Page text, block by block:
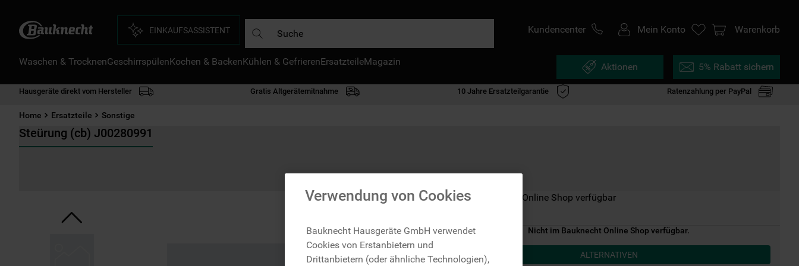
EINKAUFSASSISTENT Kundencenter Mein Konto Warenkorb
Waschen & TrocknenGeschirrspülenKochen & BackenKühlen & GefrierenErsatzteileMagazin Aktionen 5% Rabatt sichern
Hausgeräte direkt vom Hersteller Gratis Altgerätemitnahme 10 Jahre Ersatzteilgarantie Ratenzahlung per PayPal
Home Ersatzteile Sonstige
Steürung (cb) J00280991
Nicht im Bauknecht Online Shop verfügbar
Nicht im Bauknecht Online Shop verfügbar.
ALTERNATIVEN
Verwendung von Cookies
Bauknecht Hausgeräte GmbH verwendet
Cookies von Erstanbietern und
Drittanbietern (oder ähnliche Technologien),
DIE HÄUFIGSTEN SUCHANFRAGEN
gefrierschrank